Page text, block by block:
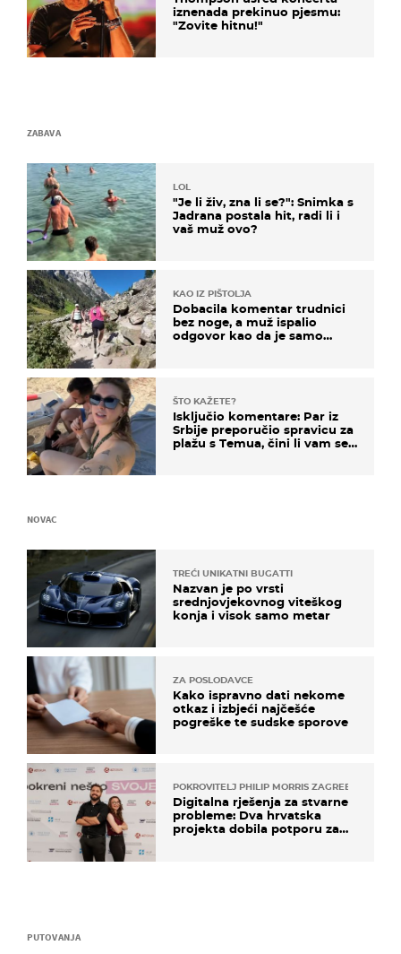
iznenada prekinuo pjesmu:
"Zovite hitnu!"
ZABAVA
LOL
"Je li živ, zna li se?": Snimka s
Jadrana postala hit, radi li i
vaš muž ovo?
KAO IZ PIŠTOLJA
Dobacila komentar trudnici
bez noge, a muž ispalio
odgovor kao da je samo
ŠTO KAŽETE?
Isključio komentare: Par iz
Srbije preporučio spravicu za
plažu s Temua, čini li vam se
PUTOVANJA
NOVAC
TREĆI UNIKATNI BUGATTI
Nazvan je po vrsti
srednjovjekovnog viteškog
konja i visok samo metar
ZA POSLODAVCE
Kako ispravno dati nekome
otkaz i izbjeći najčešće
pogreške te sudske sporove
POKROVITELJ PHILIP MORRIS ZAGREB
Digitalna rješenja za stvarne
probleme: Dva hrvatska
projekta dobila potporu za